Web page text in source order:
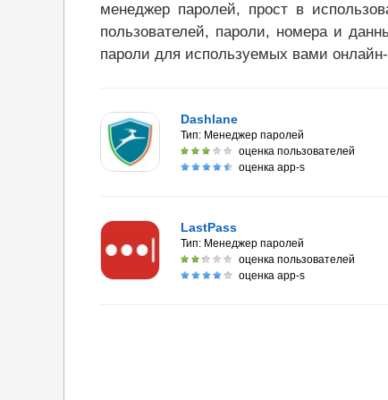
менеджер паролей, прост в
пользователей, пароли, номера и
пароли для используемых вами
Dashlane
Тип: Менеджер паролей
оценка пользователей
оценка app-s
LastPass
Тип: Менеджер паролей
оценка пользователей
оценка app-s